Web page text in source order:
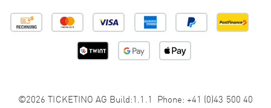
©2026 TICKETINO AG Build:1.1.1 Phone: +41 (0)43 500 40